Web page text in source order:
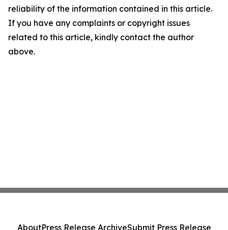
reliability of the information contained in this article.
If you have any complaints or copyright issues
related to this article, kindly contact the author
above.
AboutPress Release ArchiveSubmit Press Release